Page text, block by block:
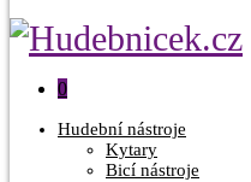
0
Hudební nástroje
Kytary
Bicí nástroje